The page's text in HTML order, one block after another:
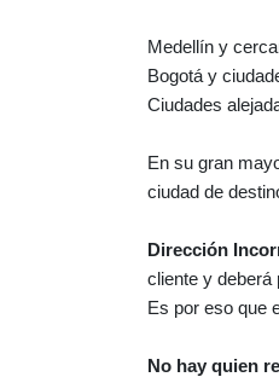
Medellín y
Bogotá y
Ciudades
En su gran
ciudad de
Dirección
cliente y deberá
Es por eso que
No hay quien